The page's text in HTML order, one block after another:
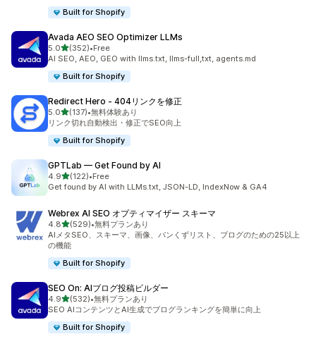
Built for Shopify
Avada AEO SEO Optimizer LLMs
5.05つ星中
(352)
合計レビュー数：352件
•Free
AI SEO, AEO, GEO with llms.txt, llms-full,txt, agents.md
Built for Shopify
Redirect Hero ‑ 404リンクを修正
5.05つ星中
(137)
合計レビュー数：137件
•無料体験あり
リンク切れ自動検出・修正でSEO向上
Built for Shopify
GPTLab — Get Found by AI
4.95つ星中
(122)
合計レビュー数：122件
•Free
Get found by AI with LLMs.txt, JSON-LD, IndexNow & GA4
Webrex AI SEO オプティマイザー スキーマ
4.85つ星中
(529)
合計レビュー数：529件
•無料プランあり
AIメタSEO、スキーマ、画像、パンくずリスト、ブログのための25以上
の機能
Built for Shopify
SEO On: AIブログ投稿ビルダー
4.95つ星中
(532)
合計レビュー数：532件
•無料プランあり
SEO AIコンテンツとAI生成でブログランキングを簡単に向上
Built for Shopify